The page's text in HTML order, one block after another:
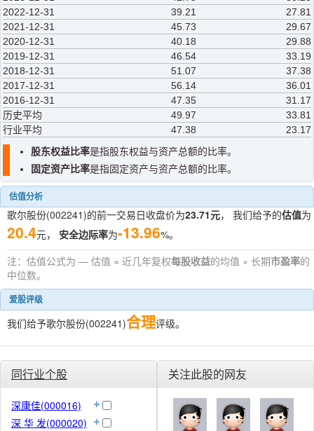
2022-12-31
39.21
27.81
2021-12-31
45.73
29.67
2020-12-31
40.18
29.88
2019-12-31
46.54
33.19
2018-12-31
51.07
37.38
2017-12-31
56.14
36.01
2016-12-31
47.35
31.17
历史平均
49.97
33.81
行业平均
47.38
23.17
股东权益比率是指股东权益与资产总额的比率。
固定资产比率是指固定资产与资产总额的比率。
估值分析
歌尔股份(002241)的前一交易日收盘价为23.71元， 我们给予的估值为
20.4元， 安全边际率为-13.96%。
注：估值公式为 — 估值 = 近几年复权每股收益的均值 × 长期市盈率的
中位数。
爱股评级
我们给予歌尔股份(002241)合理评级。
同行业个股
深康佳(000016)
深 华 发(000020)
关注此股的网友